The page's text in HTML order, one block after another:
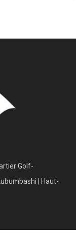
Golf-
| Haut-